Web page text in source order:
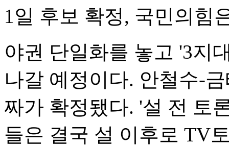
1일 후보 확정, 국민의힘
야권 단일화를 놓고 '3지
나갈 예정이다. 안철수-
짜가 확정됐다. '설 전 토
들은 결국 설 이후로 TV